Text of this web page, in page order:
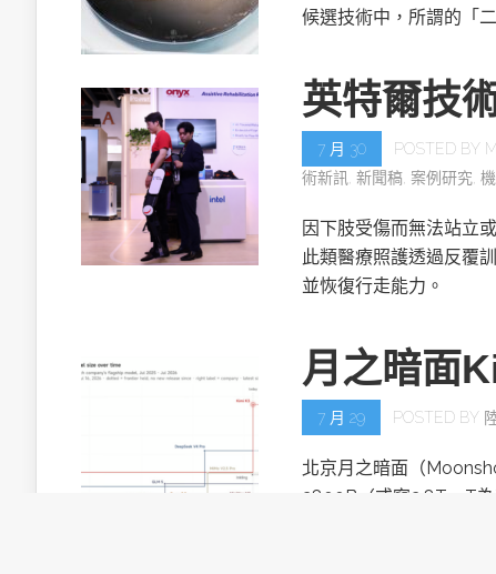
候選技術中，所謂的「
英特爾技
7 月 30 POSTED BY
術新訊 新聞稿 案例研究
因下肢受傷而無法站立
此類醫療照護透過反覆
並恢復行走能力。
月之暗面
7 月 29 POSTED BY
北京月之暗面（
2800B（或寫2.8T，T